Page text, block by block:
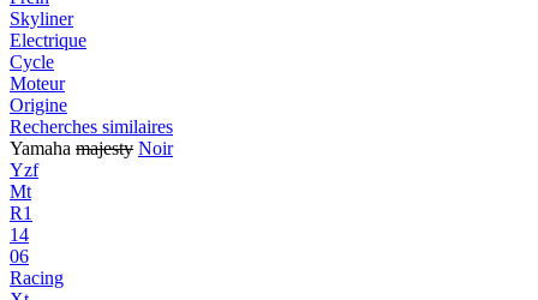
Skyliner
Electrique
Cycle
Moteur
Origine
Recherches similaires
Yamaha majesty Noir
Yzf
Mt
R1
14
06
Racing